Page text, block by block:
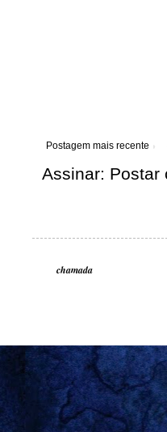
Postagem mais recente
Assinar: Postar
chamada